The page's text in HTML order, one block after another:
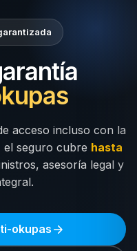
acceso incluso con la
el seguro cubre hasta
asesoría legal y
okupas